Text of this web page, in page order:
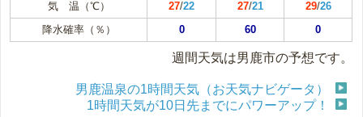
気 温（℃） 27/22 27/21 29/26
降水確率（％）
0 60 0
週間天気は男鹿市の予想です。
男鹿温泉の1時間天気（お天気ナビゲータ）
1時間天気が10日先までにパワーアップ！